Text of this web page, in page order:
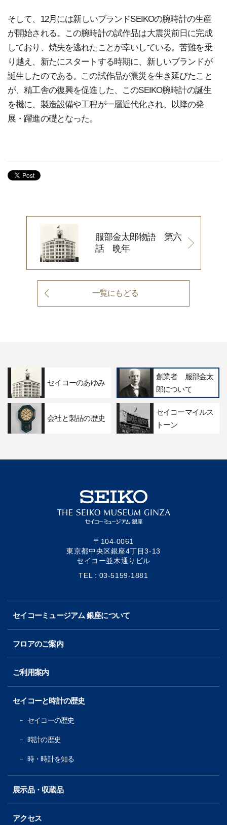
そして、12月には新しいブランドSEIKOの腕時計の生産
が開始される。この腕時計の試作品は大震災前日に完成
しており、焼失を逃れたことが幸いしている。苦難を乗
り越え、新たにスタートする時期に、新しいブランドが
誕生したのである。この試作品が震災を生き延びたこと
が、精工舎の復興を促進した、このSEIKO腕時計の誕生
を機に、製造設備や工程が一層近代化され、以降の発
展・躍進の礎となった。
服部金太郎物語 第六
話 晩年
一覧にもどる
セイコーのあゆみ
創業者 服部金太
郎について
会社と製品の歴史
セイコーマイルス
トーン
〒104-0061
東京都中央区銀座4丁目3-13
セイコー並木通りビル
TEL : 03-5159-1881
セイコーミュージアム 銀座について
フロアのご案内
ご利用案内
セイコーと時計の歴史
セイコーの歴史
時計の歴史
時・時計を知る
展示品・収蔵品
アクセス